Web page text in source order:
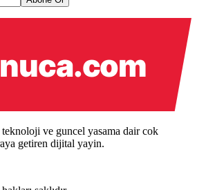
ve guncel yasama dair cok
getiren dijital yayin.